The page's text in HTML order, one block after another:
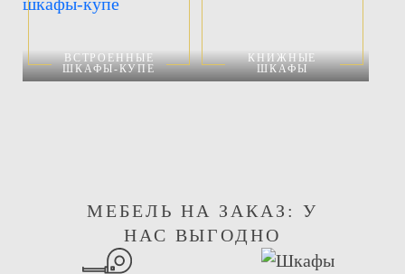
ВСТРОЕННЫЕ
ШКАФЫ-КУПЕ
КНИЖНЫЕ
ШКАФЫ
МЕБЕЛЬ НА ЗАКАЗ: У
НАС ВЫГОДНО